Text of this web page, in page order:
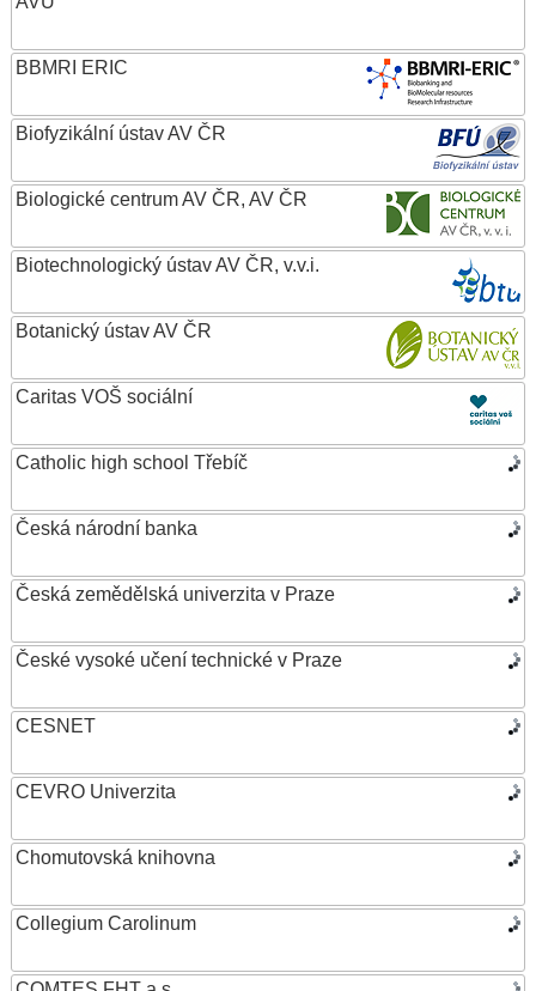
BBMRI ERIC
Biofyzikální ústav AV ČR
Biologické centrum AV ČR, AV ČR
Biotechnologický ústav AV ČR, v.v.i.
Botanický ústav AV ČR
Caritas VOŠ sociální
Catholic high school Třebíč
Česká národní banka
Česká zemědělská univerzita v Praze
České vysoké učení technické v Praze
CESNET
CEVRO Univerzita
Chomutovská knihovna
Collegium Carolinum